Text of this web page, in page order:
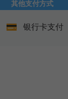
其他支付方式
银行卡支付